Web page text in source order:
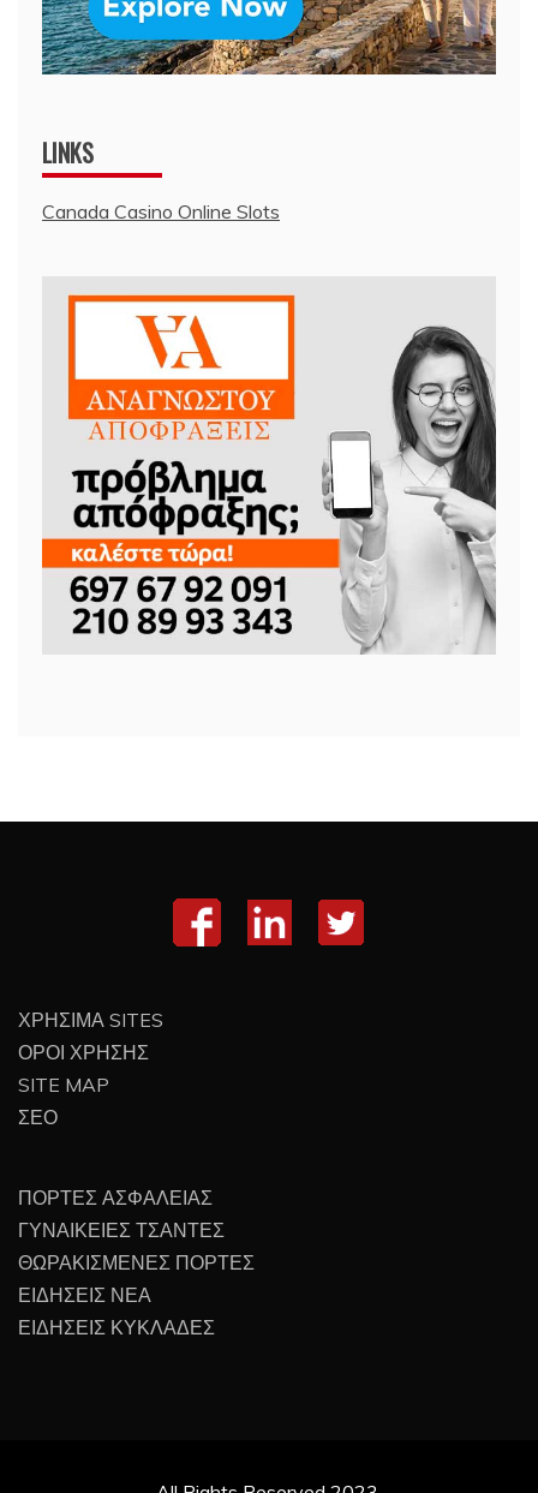
LINKS
Canada Casino Online Slots
ΧΡΗΣΙΜΑ SITES
ΟΡΟΙ ΧΡΗΣΗΣ
SITE MAP
ΣΕΟ
ΠΟΡΤΕΣ ΑΣΦΑΛΕΙΑΣ
ΓΥΝΑΙΚΕΙΕΣ ΤΣΑΝΤΕΣ
ΘΩΡΑΚΙΣΜΕΝΕΣ ΠΟΡΤΕΣ
ΕΙΔΗΣΕΙΣ ΝΕΑ
ΕΙΔΗΣΕΙΣ ΚΥΚΛΑΔΕΣ